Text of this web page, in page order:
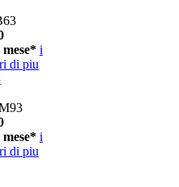
i
di piu
i
di piu